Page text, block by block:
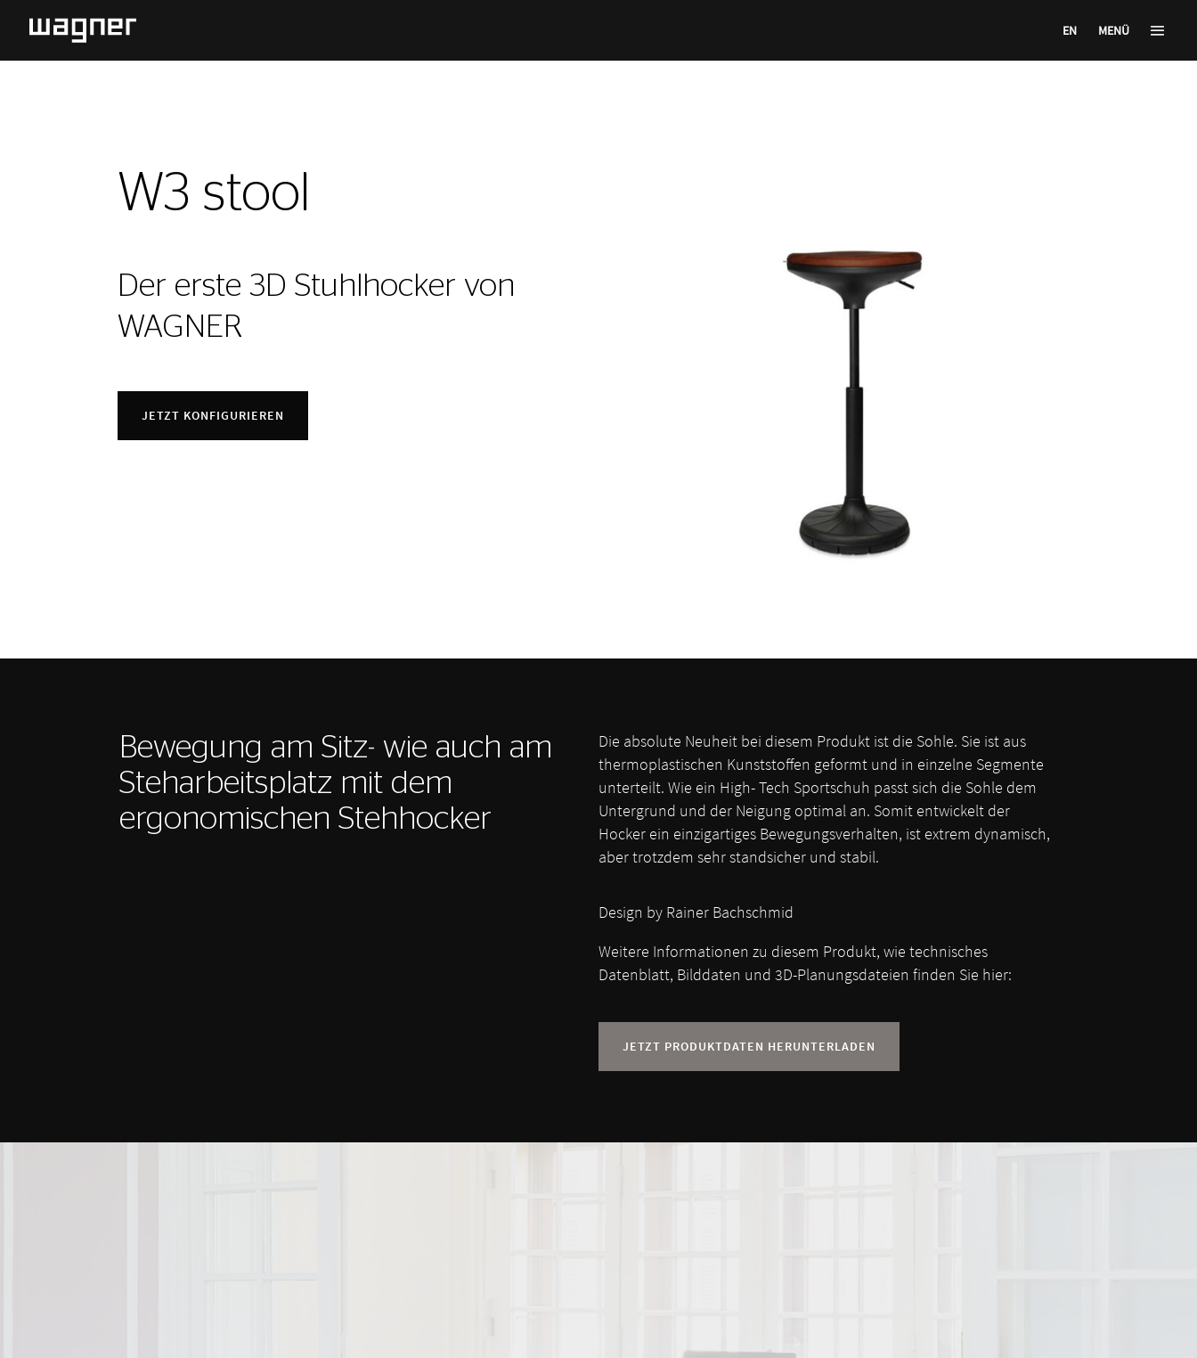
EN MENÜ
W3 stool
Der erste 3D Stuhlhocker von
WAGNER
JETZT KONFIGURIEREN
Bewegung am Sitz- wie auch am
Steharbeitsplatz mit dem
ergonomischen Stehhocker
Die absolute Neuheit bei diesem Produkt ist die Sohle. Sie ist aus
thermoplastischen Kunststoffen geformt und in einzelne Segmente
unterteilt. Wie ein High- Tech Sportschuh passt sich die Sohle dem
Untergrund und der Neigung optimal an. Somit entwickelt der
Hocker ein einzigartiges Bewegungsverhalten, ist extrem dynamisch,
aber trotzdem sehr standsicher und stabil.
Design by Rainer Bachschmid
Weitere Informationen zu diesem Produkt, wie technisches
Datenblatt, Bilddaten und 3D-Planungsdateien finden Sie hier:
JETZT PRODUKTDATEN HERUNTERLADEN